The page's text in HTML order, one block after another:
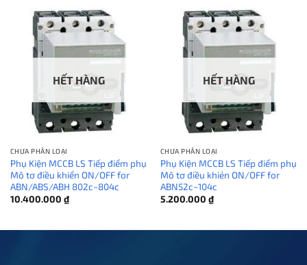
HẾT HÀNG
CHƯA PHÂN LOẠI
Phụ Kiện MCCB LS Tiếp điểm phụ
Mô tơ điều khiển ON/OFF for
ABN/ABS/ABH 802c~804c
10.400.000 ₫
HẾT HÀNG
CHƯA PHÂN LOẠI
Phụ Kiện MCCB LS Tiếp điểm phụ
Mô tơ điều khiẻn ON/OFF for
ABN52c~104c
5.200.000 ₫